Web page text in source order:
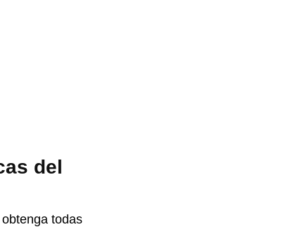
del
todas